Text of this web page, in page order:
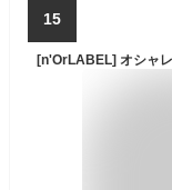
15